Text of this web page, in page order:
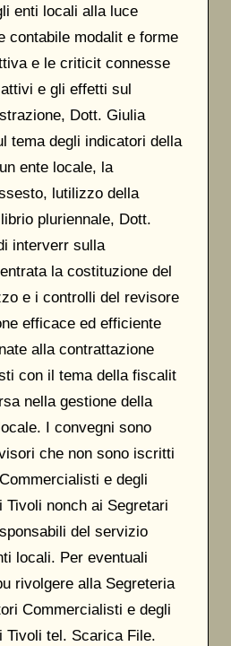
enti locali alla luce
contabile modalit e forme
e le criticit connesse
e gli effetti sul
Dott. Giulia
tema degli indicatori della
ente locale, la
lutilizzo della
pluriennale, Dott.
interverr sulla
la costituzione del
e i controlli del revisore
efficace ed efficiente
alla contrattazione
con il tema della fiscalit
nella gestione della
I convegni sono
che non sono iscritti
e degli
Tivoli nonch ai Segretari
del servizio
locali. Per eventuali
rivolgere alla Segreteria
Commercialisti e degli
Tivoli tel. Scarica File.